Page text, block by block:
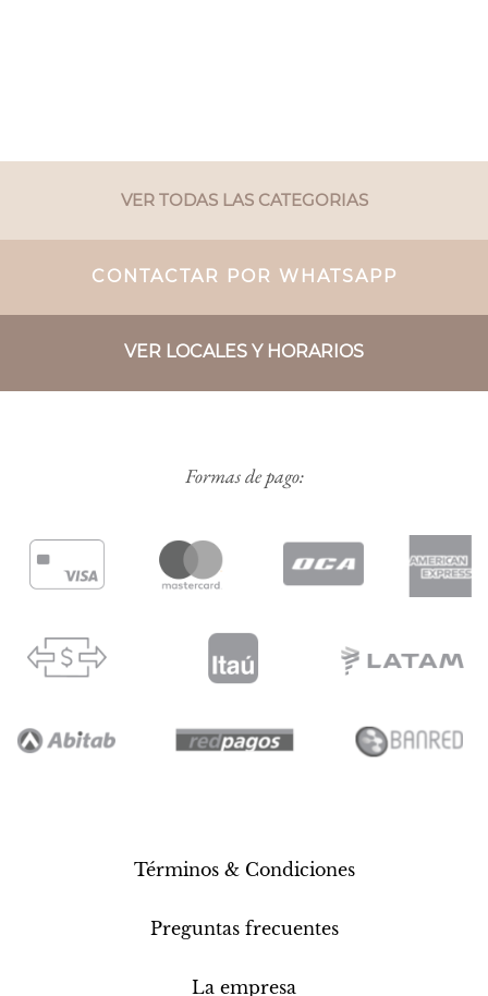
VER TODAS LAS CATEGORIAS
CONTACTAR POR WHATSAPP
VER LOCALES Y HORARIOS
Formas de pago:
Términos & Condiciones
Preguntas frecuentes
La empresa